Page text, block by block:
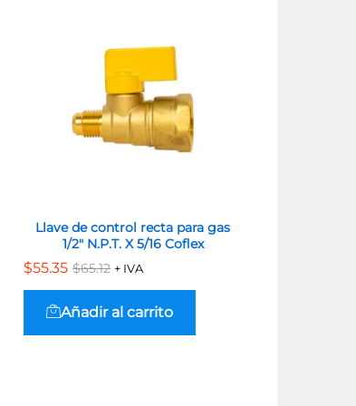
Llave de control recta para gas
1/2″ N.P.T. X 5/16 Coflex
$55.35 $65.12 + IVA
$55.35 $65.12
Añadir al carrito